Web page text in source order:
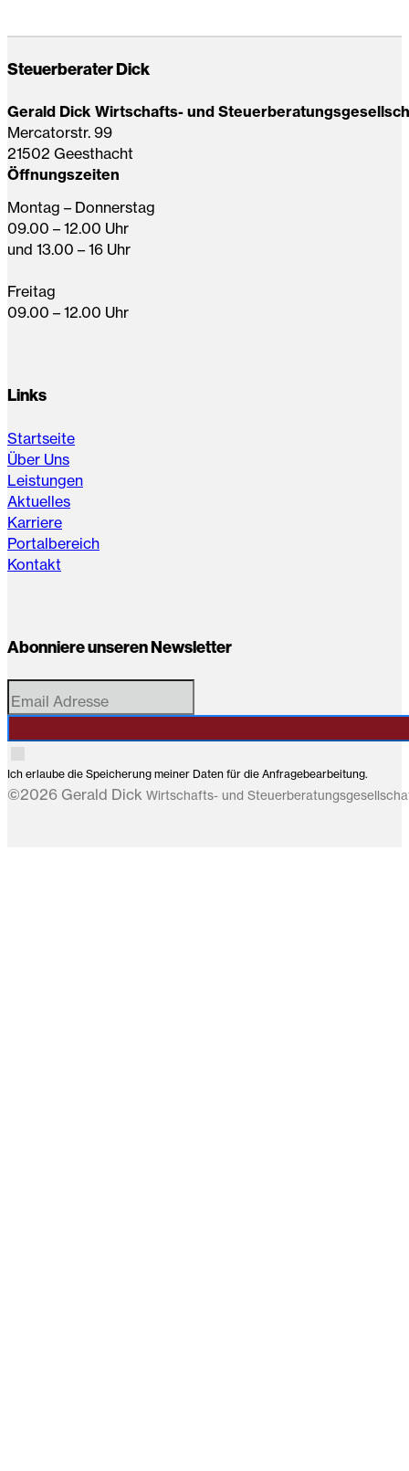
Steuerberater Dick
Gerald Dick Wirtschafts- und
Mercatorstr. 99
21502 Geesthacht
Öffnungszeiten
Montag – Donnerstag
09.00 – 12.00 Uhr
und 13.00 – 16 Uhr
Freitag
09.00 – 12.00 Uhr
Links
Startseite
Über Uns
Leistungen
Aktuelles
Karriere
Portalbereich
Kontakt
Abonniere unseren Newsletter
Ich erlaube die Speicherung meiner Daten für die Anfragebearbeitung.
©2026 Gerald Dick Wirtschafts- und